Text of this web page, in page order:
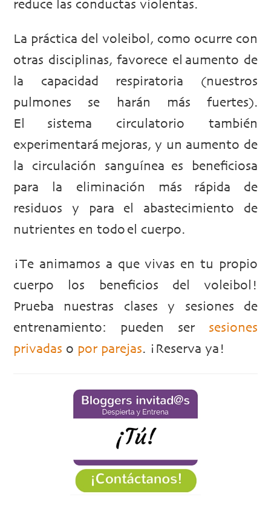
reduce las conductas violentas.
La práctica del voleibol, como ocurre con
otras disciplinas, favorece el aumento de
la capacidad respiratoria (nuestros
pulmones se harán más fuertes).
El sistema circulatorio también
experimentará mejoras, y un aumento de
la circulación sanguínea es beneficiosa
para la eliminación más rápida de
residuos y para el abastecimiento de
nutrientes en todo el cuerpo.
¡Te animamos a que vivas en tu propio
cuerpo los beneficios del voleibol!
Prueba nuestras clases y sesiones de
entrenamiento: pueden ser sesiones
privadas o por parejas. ¡Reserva ya!